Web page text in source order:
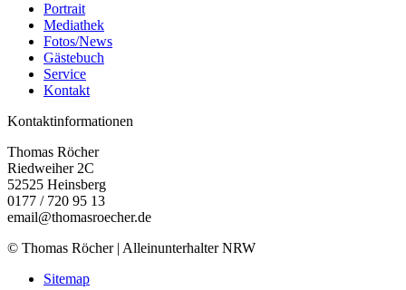
Portrait
Mediathek
Fotos/News
Gästebuch
Service
Kontakt
Kontaktinformationen
Thomas Röcher
Riedweiher 2C
52525 Heinsberg
0177 / 720 95 13
email@thomasroecher.de
© Thomas Röcher | Alleinunterhalter NRW
Sitemap